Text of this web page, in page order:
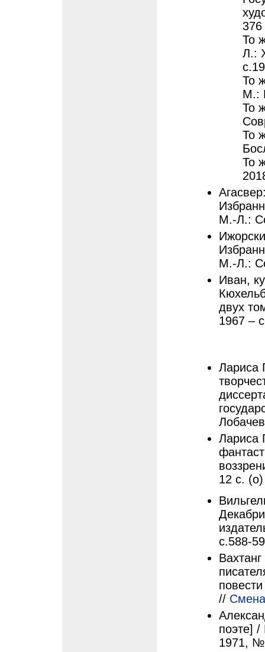
376
То
Л.:
То
М.:
То
То
То
М.-Л.:
М.-Л.:
Иван,
двух
1967 –
Лариса
Лариса
12 с. (о)
с.588-
// Смена
поэте]
1971,